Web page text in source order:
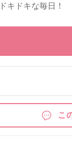
キドキな毎日！
こ